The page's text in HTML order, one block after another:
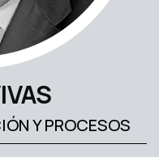
Y PROCESOS